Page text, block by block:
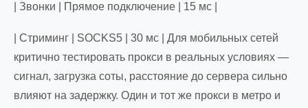
| Звонки | Прямое подключение | 15 мс |
| Стриминг | SOCKS5 | 30 мс | Для мобильных сетей
критично тестировать прокси в реальных условиях —
сигнал, загрузка соты, расстояние до сервера сильно
влияют на задержку. Один и тот же прокси в метро и